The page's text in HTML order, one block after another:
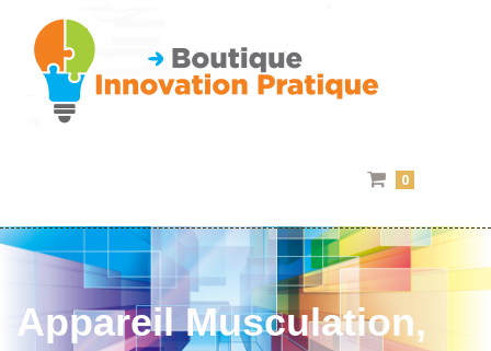
0
Appareil Musculation,